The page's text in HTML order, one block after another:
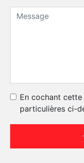
En cochant
particulières ci-